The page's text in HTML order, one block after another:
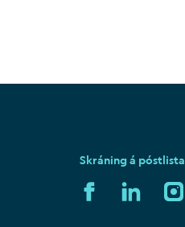
Skráning á póstlista